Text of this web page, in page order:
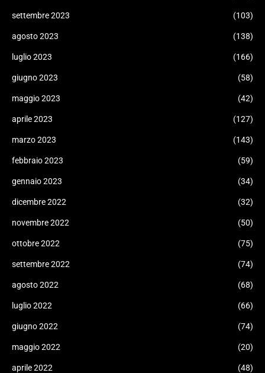
settembre 2023 (103)
agosto 2023 (138)
luglio 2023 (166)
giugno 2023 (58)
maggio 2023 (42)
aprile 2023 (127)
marzo 2023 (143)
febbraio 2023 (59)
gennaio 2023 (34)
dicembre 2022 (32)
novembre 2022 (50)
ottobre 2022 (75)
settembre 2022 (74)
agosto 2022 (68)
luglio 2022 (66)
giugno 2022 (74)
maggio 2022 (20)
aprile 2022 (48)